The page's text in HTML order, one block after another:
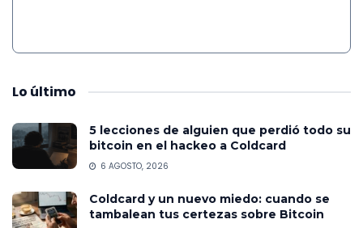
Lo último
5 lecciones de alguien que perdió todo su
bitcoin en el hackeo a Coldcard
6 AGOSTO, 2026
Coldcard y un nuevo miedo: cuando se
tambalean tus certezas sobre Bitcoin